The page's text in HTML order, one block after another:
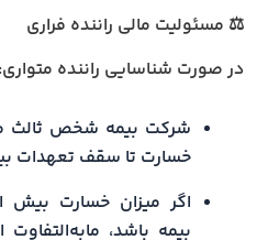
⚖️ مسئولیت مالی راننده فراری
در صورت شناسایی راننده متواری:
شرکت بیمه شخص ثالث
خسارت تا سقف تعهدات
اگر میزان خسارت
بیمه باشد، مابه‌التفاوت